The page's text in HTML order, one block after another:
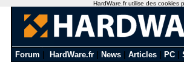
Forum HardWare.fr News Articles PC
HardWare.fr utilise des cookies